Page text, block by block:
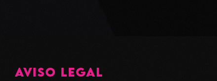
AVISO LEGAL